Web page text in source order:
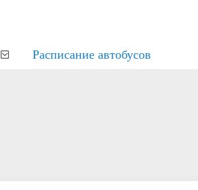
Расписание автобусов